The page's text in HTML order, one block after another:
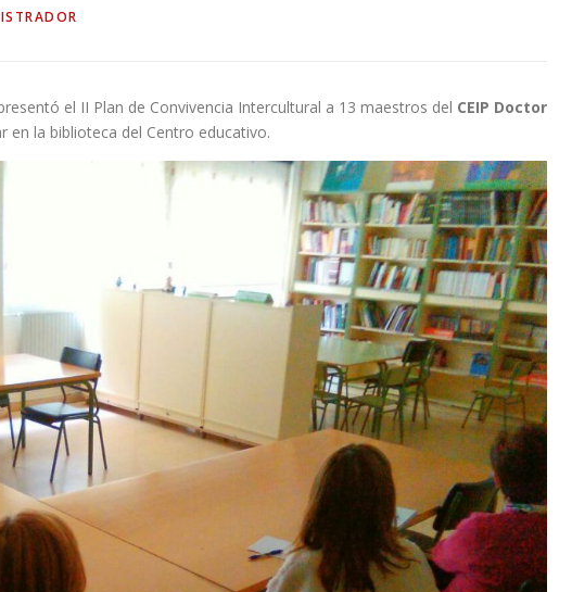
el II Plan de Convivencia Intercultural a 13 maestros del CEIP Doctor
en la biblioteca del Centro educativo.